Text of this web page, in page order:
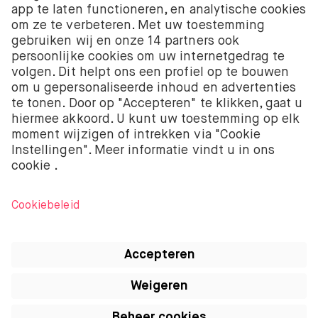
aandelen en ETF’s worden aangeboden door BUX B.V.
BUX B.V. is geregistreerd bij de Kamer van
Koophandel onder nummer 58403949. BUX B.V. staat
onder toezicht van de Autoriteit Financiële Markten
(AFM).
BUX B.V. verstrekt geen beleggingsadvies en
beleggers moeten hun eigen beleggingsbeslissingen
nemen of onafhankelijk advies inwinnen. Beleggen
kent risico’s. De waarde van beleggingen kan zowel
iTunes zijn handelsmerken van Apple Inc.
een handelsmerk van Apple Inc. App Store is een
service merk van Apple Inc.